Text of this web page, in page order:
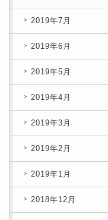
2019年7月
2019年6月
2019年5月
2019年4月
2019年3月
2019年2月
2019年1月
2018年12月